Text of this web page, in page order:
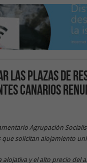
las plazas de
canarios
Agrupación
que solicitan alojamiento
alojativa y el alto precio del